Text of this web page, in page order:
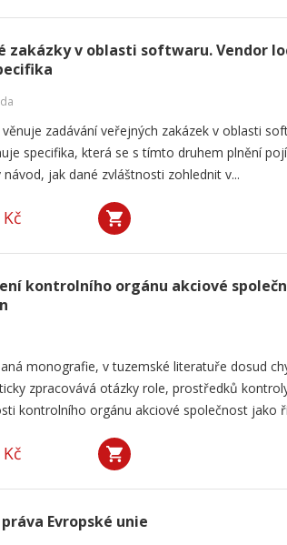
zakázky v oblasti softwaru. Vendor
věnuje zadávání veřejných zakázek v oblasti
specifika, která se s tímto druhem plnění
návod, jak dané zvláštnosti zohlednit v...
kontrolního orgánu akciové
monografie, v tuzemské literatuře dosud
zpracovává otázky role, prostředků
kontrolního orgánu akciové společnost jako
Evropské unie